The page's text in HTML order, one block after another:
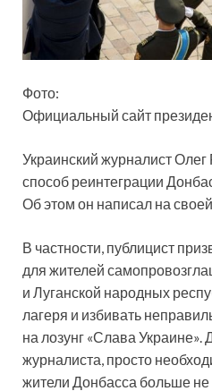
Фото:
Официальный сайт
Украинский журналист
способ реинтеграции
Об этом он написал на
В частности, публицист
для жителей
и Луганской народных
лагеря и избивать
на лозунг «Слава Украине».
журналиста, просто
жители Донбасса больше